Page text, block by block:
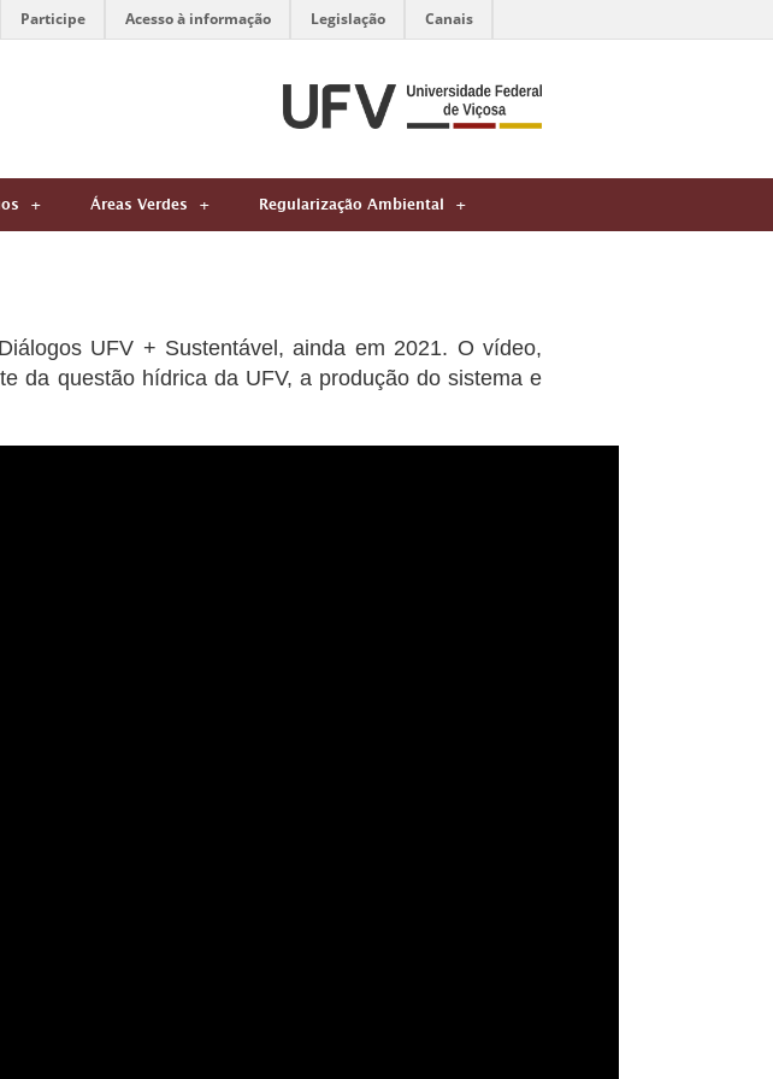
Participe Acesso à informação Legislação Canais
Áreas Verdes Regularização Ambiental
UFV + Sustentável, ainda em 2021. O vídeo,
da questão hídrica da UFV, a produção do sistema e